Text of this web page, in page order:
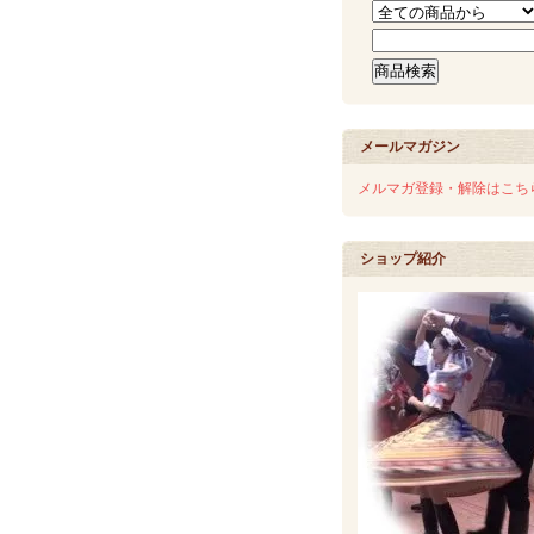
メールマガジン
メルマガ登録・解除はこち
ショップ紹介